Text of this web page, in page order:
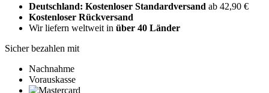
Deutschland: Kostenloser Standardversand ab 42,90 €
Kostenloser Rückversand
Wir liefern weltweit in über 40 Länder
Sicher bezahlen mit
Nachnahme
Vorauskasse